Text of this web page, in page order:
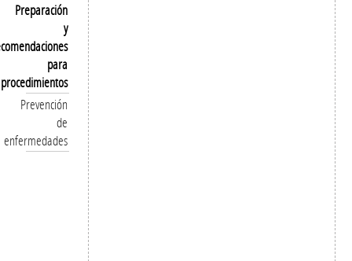
Preparación
recomendaciones
para
procedimientos
Prevención
de
enfermedades